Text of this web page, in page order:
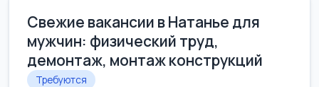
Свежие вакансии в Натанье для
мужчин: физический труд,
демонтаж, монтаж конструкций
Требуются